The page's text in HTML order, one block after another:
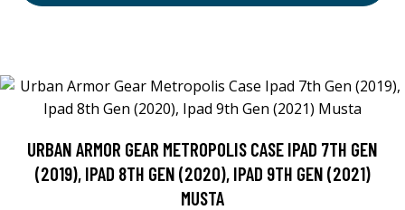
URBAN ARMOR GEAR METROPOLIS CASE IPAD 7TH GEN
(2019), IPAD 8TH GEN (2020), IPAD 9TH GEN (2021)
MUSTA